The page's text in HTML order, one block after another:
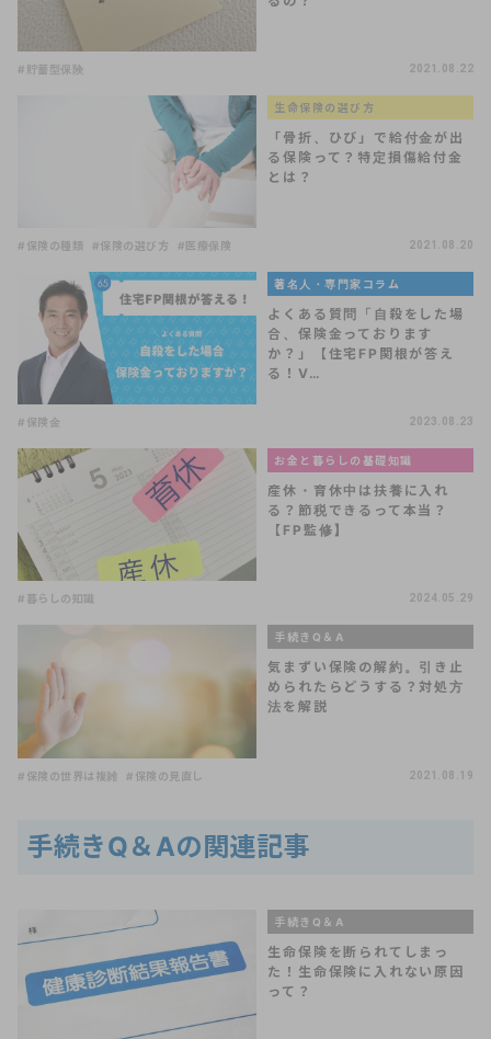
#貯蓄型保険 2021.08.22
生命保険の選び方
「骨折、ひび」で給付金が出
る保険って？特定損傷給付金
とは？
#保険の種類 #保険の選び方 #医療保険 2021.08.20
著名人・専門家コラム
よくある質問「自殺をした場
合、保険金っております
か？」【住宅FP関根が答え
る！V…
#保険金 2023.08.23
お金と暮らしの基礎知識
産休・育休中は扶養に入れ
る？節税できるって本当？
【FP監修】
#暮らしの知識 2024.05.29
手続きQ＆A
気まずい保険の解約。引き止
められたらどうする？対処方
法を解説
#保険の世界は複雑 #保険の見直し 2021.08.19
手続きQ＆Aの関連記事
手続きQ＆A
生命保険を断られてしまっ
た！生命保険に入れない原因
って？